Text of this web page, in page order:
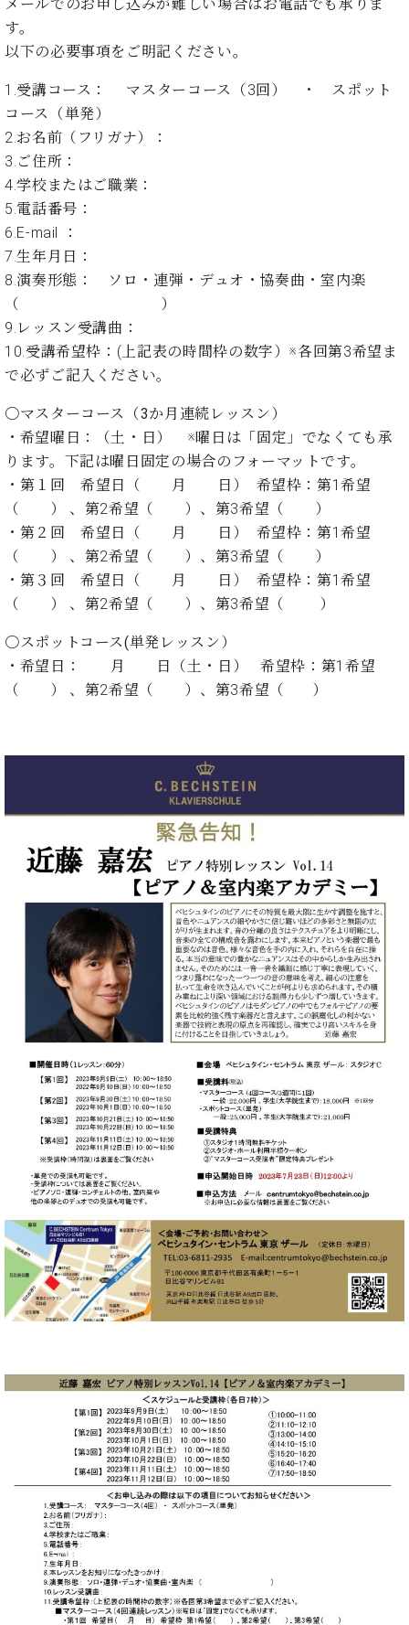
ト
ア
C.
ベ
ヒ
シ
ュ
タ
イ
ン
ジ
ン
ス
ア
プ
ラ
ピ
ア
ノ
C.
ベ
シ
タ
イ
ー
W.
フ
マ
ン
プ
ロ
フ
ェ
シ
ョ
ナ
ル
W.
ホ
フ
マ
ン
ト
ラ
デ
ョ
ン
W.
ホ
フ
マ
ン
ィ
ジ
ョ
ジオ
タル
ル・
スタ
ジオ
空き
動
画
収
録
サ
ス
音
楽
室
ピ
ア
の
コ
ン
シ
ェ
ル
ジ
ュ
ク
セ
トラ
ご案
(PDF)
お
合
わ
せ
本
社
：
八
王
子
・
技
術
業
セ
ン
タ
ー
タ
ッ
術
者
紹
介
展示
情報
メールでのお申し込みが難しい場合はお電話でも承りま
す。
以下の必要事項をご明記ください。
1.受講コース： マスターコース（3回） ・ スポット
コース（単発）
2.お名前（フリガナ）：
3.ご住所：
4.学校またはご職業：
5.電話番号：
6.E-mail ：
7.生年月日：
8.演奏形態： ソロ・連弾・デュオ・協奏曲・室内楽
（ ）
9.レッスン受講曲：
10.受講希望枠：(上記表の時間枠の数字）※各回第3希望ま
で必ずご記入ください。
〇マスターコース（3か月連続レッスン）
・希望曜日：（土・日） ※曜日は「固定」でなくても承
ります。下記は曜日固定の場合のフォーマットです。
・第１回 希望日（ 月 日） 希望枠：第1希望
（ ） 、第2希望（ ）、第3希望（ ）
・第２回 希望日（ 月 日） 希望枠：第1希望
（ ） 、第2希望（ ）、第3希望（ ）
・第３回 希望日（ 月 日） 希望枠：第1希望
（ ） 、第2希望（ ）、第3希望（ ）
〇スポットコース(単発レッスン）
・希望日： 月 日（土・日） 希望枠：第1希望
（ ） 、第2希望（ ）、第3希望（ ）